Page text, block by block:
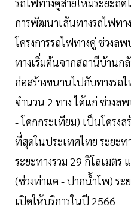
รถไฟทางคู่สายใหม่ระยะถั
การพัฒนาเส้นทางรถไฟท
โครงการรถไฟทางคู่ ช่วงล
ทางเริ่มต้นจากสถานีบ้าน
ก่อสร้างขนานไปกับทางรถ
จำนวน 2 ทาง ได้แก่ ช่วงล
- โคกกระเทียม) เป็นโครงส
ที่สุดในประเทศไทย ระยะท
ระยะทางรวม 29 กิโลเมต
(ช่วงท่าแค - ปากน้ำโพ) ระ
เปิดให้บริการในปี 2566